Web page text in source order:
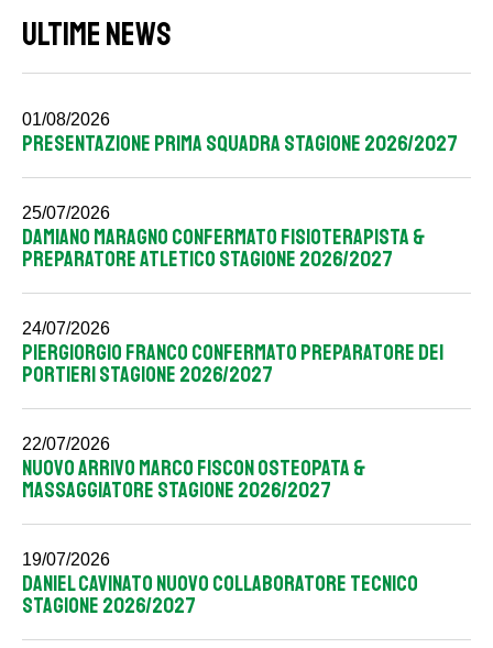
ULTIME NEWS
01/08/2026
PRESENTAZIONE PRIMA SQUADRA STAGIONE 2026/2027
25/07/2026
DAMIANO MARAGNO CONFERMATO FISIOTERAPISTA &
PREPARATORE ATLETICO STAGIONE 2026/2027
24/07/2026
PIERGIORGIO FRANCO CONFERMATO PREPARATORE DEI
PORTIERI STAGIONE 2026/2027
22/07/2026
NUOVO ARRIVO MARCO FISCON OSTEOPATA &
MASSAGGIATORE STAGIONE 2026/2027
19/07/2026
DANIEL CAVINATO NUOVO COLLABORATORE TECNICO
STAGIONE 2026/2027